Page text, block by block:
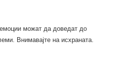
можат да доведат до
Внимавајте на исхраната.